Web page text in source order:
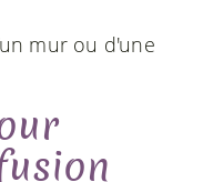
mur ou d'une